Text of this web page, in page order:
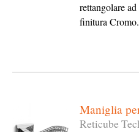
rettangolare
finitura Cromo.
Maniglia
Reticube